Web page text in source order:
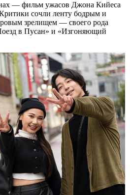
— фильм ужасов Джона Кийеса
сочли ленту бодрым и
зрелищeм — своего рода
в Пусан» и «Изгоняющий